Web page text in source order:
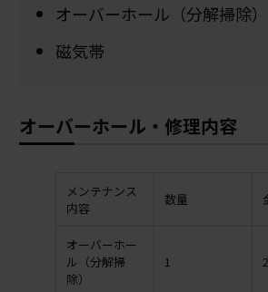
オーバーホール（分解掃除）
磁気帯
オーバーホール・修理内容
メンテナンス
内容
数量
オーバーホー
ル（分解掃
除）
1